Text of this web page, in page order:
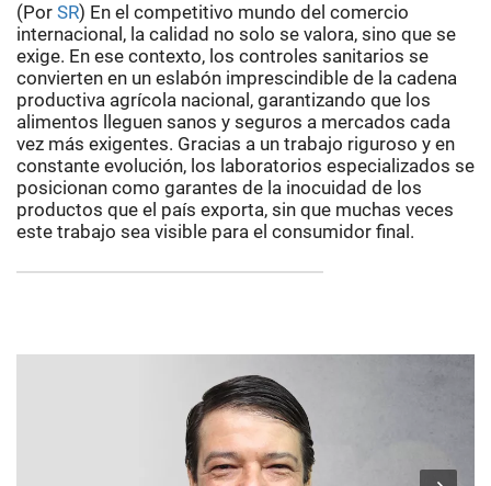
(Por SR) En el competitivo mundo del comercio
internacional, la calidad no solo se valora, sino que se
exige. En ese contexto, los controles sanitarios se
convierten en un eslabón imprescindible de la cadena
productiva agrícola nacional, garantizando que los
alimentos lleguen sanos y seguros a mercados cada
vez más exigentes. Gracias a un trabajo riguroso y en
constante evolución, los laboratorios especializados se
posicionan como garantes de la inocuidad de los
productos que el país exporta, sin que muchas veces
este trabajo sea visible para el consumidor final.